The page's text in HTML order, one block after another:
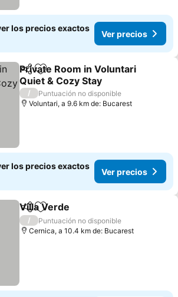
los precios exactos
Ver precios
CompartirAgregar a favoritos
Private Room in Voluntari
Quiet & Cozy Stay
Ver precios
/
Puntuación no disponible
Voluntari, a 9.6 km de: Bucarest
los precios exactos
Ver precios
CompartirAgregar a favoritos
Villa Verde
/
Puntuación no disponible
Cernica, a 10.4 km de: Bucarest